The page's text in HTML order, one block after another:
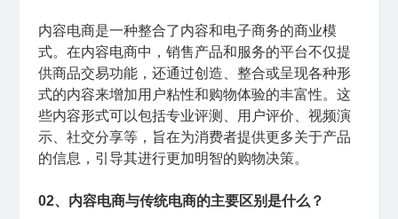
内容电商是一种整合了内容和电子商务的商业模
式。在内容电商中，销售产品和服务的平台不仅提
供商品交易功能，还通过创造、整合或呈现各种形
式的内容来增加用户粘性和购物体验的丰富性。这
些内容形式可以包括专业评测、用户评价、视频演
示、社交分享等，旨在为消费者提供更多关于产品
的信息，引导其进行更加明智的购物决策。
02、内容电商与传统电商的主要区别是什么？